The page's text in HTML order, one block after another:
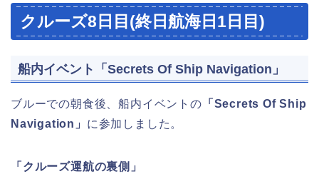
クルーズ8日目(終日航海日1日目)
船内イベント「Secrets Of Ship Navigation」
ブルーでの朝食後、船内イベントの 「Secrets Of Ship
Navigation」 に参加しました。
「クルーズ運航の裏側」